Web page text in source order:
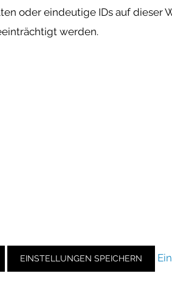
oder eindeutige IDs auf
werden.
EINSTELLUNGEN SPEICHERN